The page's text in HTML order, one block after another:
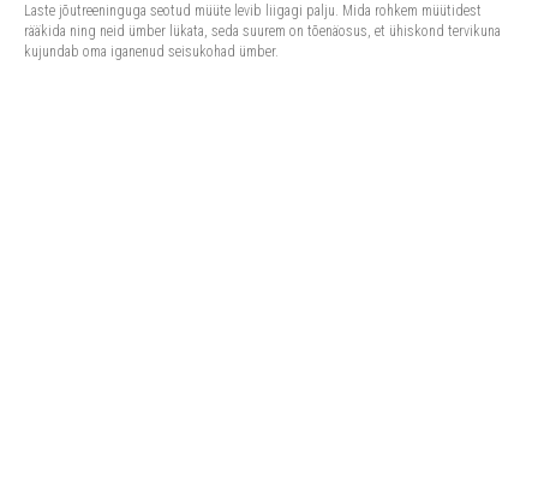
Laste jõutreeninguga seotud müüte levib liigagi palju. Mida rohkem müütidest
rääkida ning neid ümber lükata, seda suurem on tõenäosus, et ühiskond tervikuna
kujundab oma iganenud seisukohad ümber.